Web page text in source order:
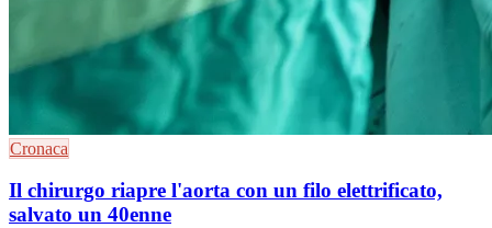
Cronaca
Il chirurgo riapre l'aorta con un filo elettrificato,
salvato un 40enne